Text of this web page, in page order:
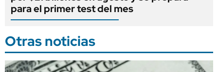
para el primer test del mes
Otras noticias